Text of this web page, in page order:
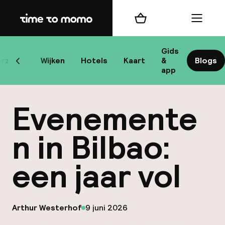
Home
Wijken Hotels Kaart
Gids
&
app
Blogs
Scroll naar links
Winkelmand Menu
Evenemente
n in Bilbao:
een jaar vol
Gepubliceerd door
Arthur Westerhof op
9 juni 2026